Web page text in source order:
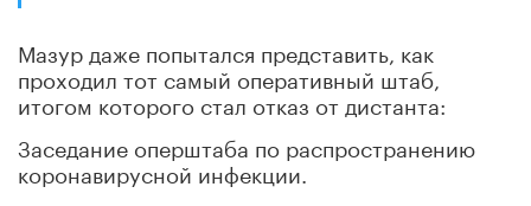
Мазур даже попытался представить, как
проходил тот самый оперативный штаб,
итогом которого стал отказ от дистанта:
Заседание оперштаба по распространению
коронавирусной инфекции.